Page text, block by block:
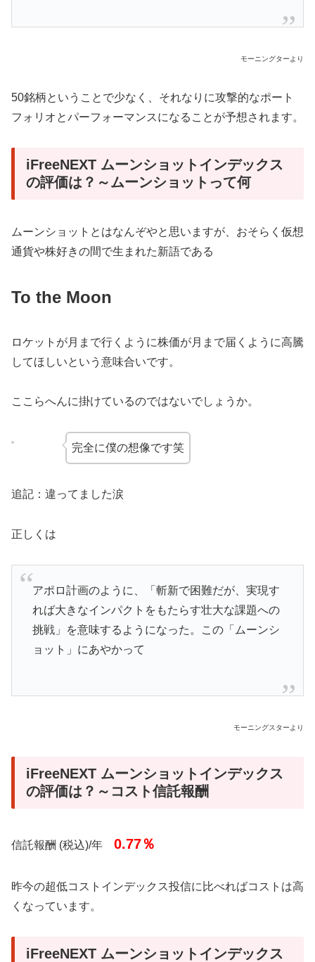
モーニングターより
50銘柄ということで少なく、それなりに攻撃的なポート
フォリオとパーフォーマンスになることが予想されます。
iFreeNEXT ムーンショットインデックス
の評価は？～ムーンショットって何
ムーンショットとはなんぞやと思いますが、おそらく仮想
通貨や株好きの間で生まれた新語である
To the Moon
ロケットが月まで行くように株価が月まで届くように高騰
してほしいという意味合いです。
ここらへんに掛けているのではないでしょうか。
完全に僕の想像です笑
追記：違ってました涙
正しくは
アポロ計画のように、「斬新で困難だが、実現す
れば大きなインパクトをもたらす壮大な課題への
挑戦」を意味するようになった。この「ムーンシ
ョット」にあやかって
モーニングスターより
iFreeNEXT ムーンショットインデックス
の評価は？～コスト信託報酬
信託報酬 (税込)/年 0.77％
昨今の超低コストインデックス投信に比べればコストは高
くなっています。
iFreeNEXT ムーンショットインデックス